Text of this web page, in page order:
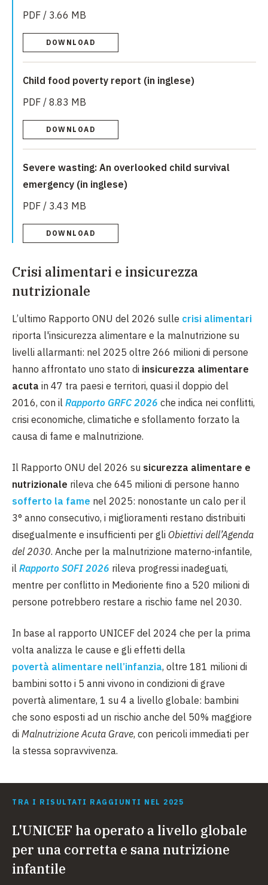
PDF / 3.66 MB
DOWNLOAD
Child food poverty report (in inglese)
PDF / 8.83 MB
DOWNLOAD
Severe wasting: An overlooked child survival
emergency (in inglese)
PDF / 3.43 MB
DOWNLOAD
Crisi alimentari e insicurezza
nutrizionale
L’ultimo Rapporto ONU del 2026 sulle crisi alimentari
riporta l'insicurezza alimentare e la malnutrizione su
livelli allarmanti: nel 2025 oltre 266 milioni di persone
hanno affrontato uno stato di insicurezza alimentare
acuta in 47 tra paesi e territori, quasi il doppio del
2016, con il Rapporto GRFC 2026 che indica nei conflitti,
crisi economiche, climatiche e sfollamento forzato la
causa di fame e malnutrizione.
Il Rapporto ONU del 2026 su sicurezza alimentare e
nutrizionale rileva che 645 milioni di persone hanno
sofferto la fame nel 2025: nonostante un calo per il
3° anno consecutivo, i miglioramenti restano distribuiti
disegualmente e insufficienti per gli Obiettivi dell’Agenda
del 2030. Anche per la malnutrizione materno-infantile,
il Rapporto SOFI 2026 rileva progressi inadeguati,
mentre per conflitto in Medioriente fino a 520 milioni di
persone potrebbero restare a rischio fame nel 2030.
In base al rapporto UNICEF del 2024 che per la prima
volta analizza le cause e gli effetti della
povertà alimentare nell’infanzia, oltre 181 milioni di
bambini sotto i 5 anni vivono in condizioni di grave
povertà alimentare, 1 su 4 a livello globale: bambini
che sono esposti ad un rischio anche del 50% maggiore
di Malnutrizione Acuta Grave, con pericoli immediati per
la stessa sopravvivenza.
TRA I RISULTATI RAGGIUNTI NEL 2025
L'UNICEF ha operato a livello globale
per una corretta e sana nutrizione
infantile